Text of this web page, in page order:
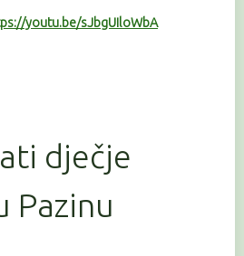
youtu.be/sJbgUIloWbA
dječje
Pazinu